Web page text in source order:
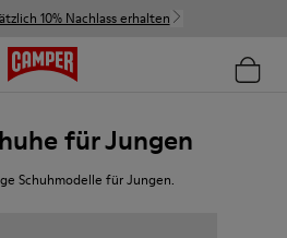
10% Nachlass erhalten
für Jungen
Schuhmodelle für Jungen.